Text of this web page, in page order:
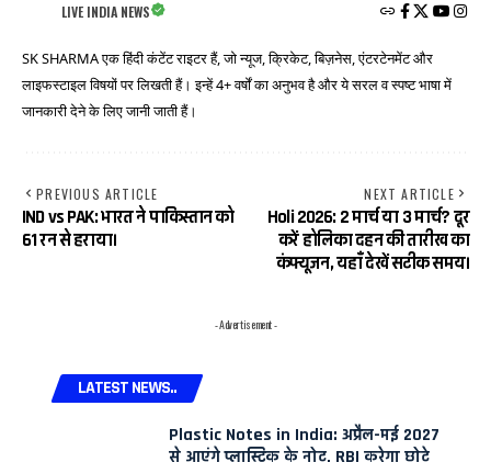
LIVE INDIA NEWS
SK SHARMA एक हिंदी कंटेंट राइटर हैं, जो न्यूज, क्रिकेट, बिज़नेस, एंटरटेनमेंट और
लाइफस्टाइल विषयों पर लिखती हैं। इन्हें 4+ वर्षों का अनुभव है और ये सरल व स्पष्ट भाषा में
जानकारी देने के लिए जानी जाती हैं।
PREVIOUS ARTICLE
IND vs PAK: भारत ने पाकिस्तान को
61 रन से हराया।
NEXT ARTICLE
Holi 2026: 2 मार्च या 3 मार्च? दूर
करें होलिका दहन की तारीख का
कंफ्यूजन, यहाँ देखें सटीक समय।
- Advertisement -
LATEST NEWS..
Plastic Notes in India: अप्रैल-मई 2027
से आएंगे प्लास्टिक के नोट, RBI करेगा छोटे